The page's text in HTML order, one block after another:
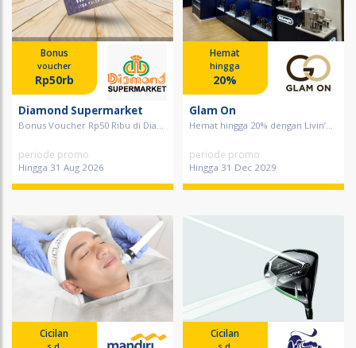
Bonus
voucher
Rp50rb
Diamond Supermarket
Bonus Voucher Rp50 Ribu di Dia...
periode promo
Hingga 31 Aug 2026
Hemat
hingga
20%
Glam On
Hemat hingga 20% dengan Livin’...
periode promo
Hingga 31 Dec 2029
Cicilan Cicilan